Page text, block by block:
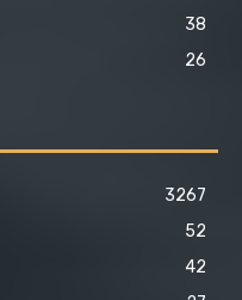
38
26
3267
52
42